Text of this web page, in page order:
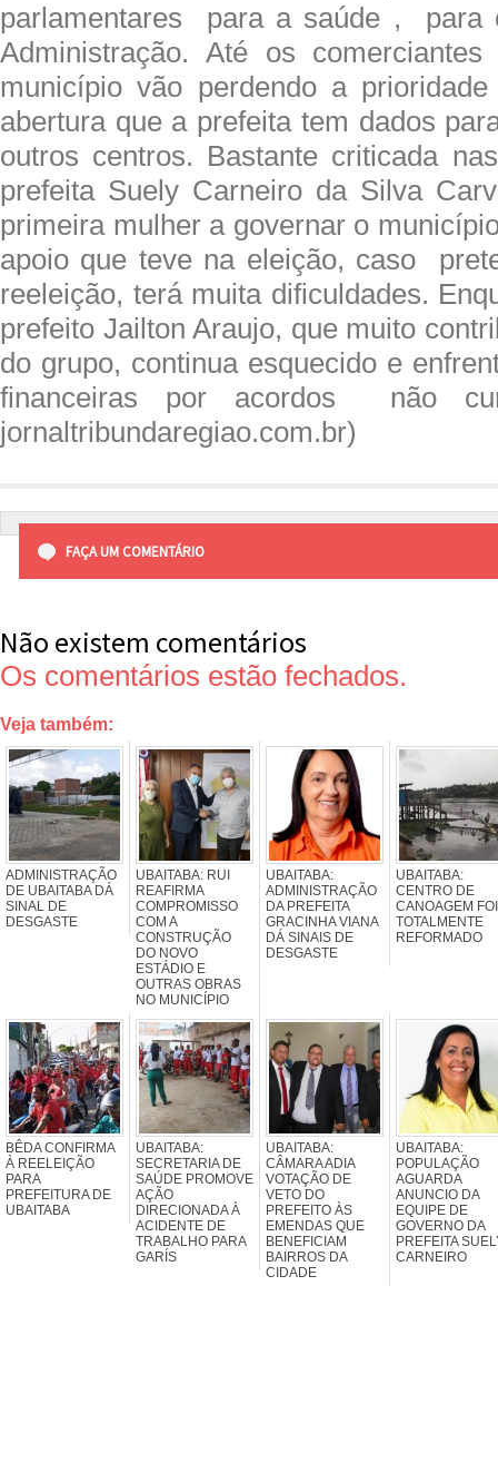
parlamentares para a saúde , para
Administração. Até os comerciantes
município vão perdendo a
abertura que a prefeita tem dados
outros centros. Bastante criticada
prefeita Suely Carneiro da Silva
primeira mulher a governar o
apoio que teve na eleição, caso
reeleição, terá muita dificuldades.
prefeito Jailton Araujo, que muito
do grupo, continua esquecido e
financeiras por acordos não
jornaltribundaregiao.com.br)
FAÇA UM COMENTÁRIO
Não existem comentários
Os comentários estão fechados.
Veja também:
ADMINISTRAÇÃO
DE UBAITABA DÁ
SINAL DE
DESGASTE
UBAITABA: RUI
REAFIRMA
COMPROMISSO
COM A
CONSTRUÇÃO
DO NOVO
ESTÁDIO E
OUTRAS OBRAS
NO MUNICÍPIO
UBAITABA:
ADMINISTRAÇÃO
DA PREFEITA
GRACINHA VIANA
DÁ SINAIS DE
DESGASTE
UBAITABA:
CENTRO DE
CANOAGEM FOI
TOTALMENTE
REFORMADO
BÊDA CONFIRMA
À REELEIÇÃO
PARA
PREFEITURA DE
UBAITABA
UBAITABA:
SECRETARIA DE
SAÚDE PROMOVE
AÇÃO
DIRECIONADA À
ACIDENTE DE
TRABALHO PARA
GARÍS
UBAITABA:
CÂMARA ADIA
VOTAÇÃO DE
VETO DO
PREFEITO ÀS
EMENDAS QUE
BENEFICIAM
BAIRROS DA
CIDADE
UBAITABA:
POPULAÇÃO
AGUARDA
ANUNCIO DA
EQUIPE DE
GOVERNO DA
PREFEITA
CARNEIRO